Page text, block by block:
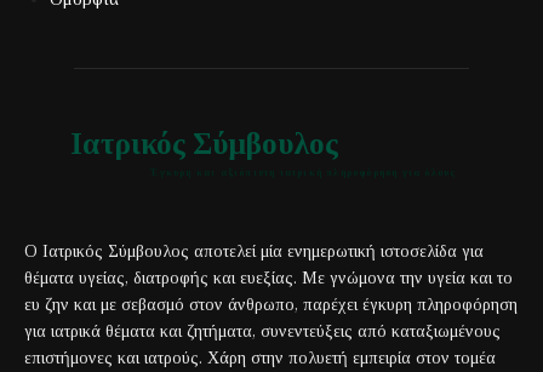
Ιατρικός Σύμβουλος
Ο Ιατρικός Σύμβουλος αποτελεί μία ενημερωτική ιστοσελίδα για
θέματα υγείας, διατροφής και ευεξίας. Με γνώμονα την υγεία και το
ευ ζην και με σεβασμό στον άνθρωπο, παρέχει έγκυρη πληροφόρηση
για ιατρικά θέματα και ζητήματα, συνεντεύξεις από καταξιωμένους
επιστήμονες και ιατρούς. Χάρη στην πολυετή εμπειρία στον τομέα